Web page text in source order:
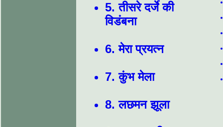
5. तीसरे दर्जे की
विडंबना
6. मेरा प्रयत्न
7. कुंभ मेला
8. लछमन झूला